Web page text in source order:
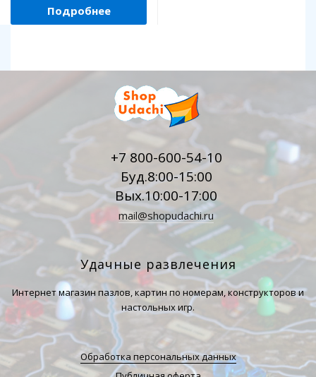
Подробнее
+7 800-600-54-10
Буд.8:00-15:00
Вых.10:00-17:00
mail@shopudachi.ru
Удачные развлечения
Интернет магазин пазлов, картин по номерам, конструкторов и
настольных игр.
Обработка персональных данных